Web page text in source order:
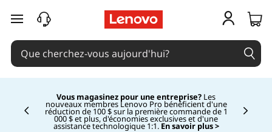
passer au contenu principal
Vous magasinez pour une entreprise? Les
nouveaux membres Lenovo Pro bénéficient d'une
réduction de 100 $ sur la première commande de 1
000 $ et plus, d'économies exclusives et d'une
assistance technologique 1:1. En savoir plus >
Currently displaying item 3 of